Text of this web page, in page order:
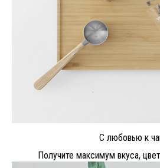
С любовью к
Получите максимум вкуса,